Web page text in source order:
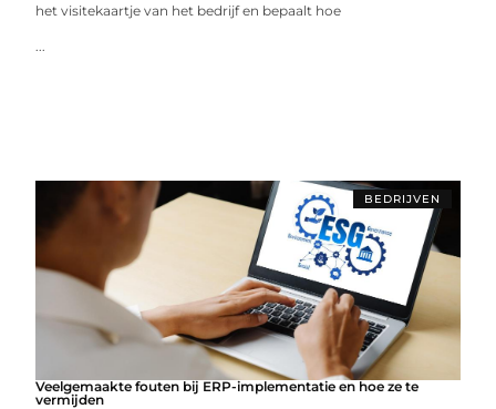
het visitekaartje van het bedrijf en bepaalt hoe
...
BEDRIJVEN
Veelgemaakte fouten bij ERP-implementatie en hoe ze te
vermijden